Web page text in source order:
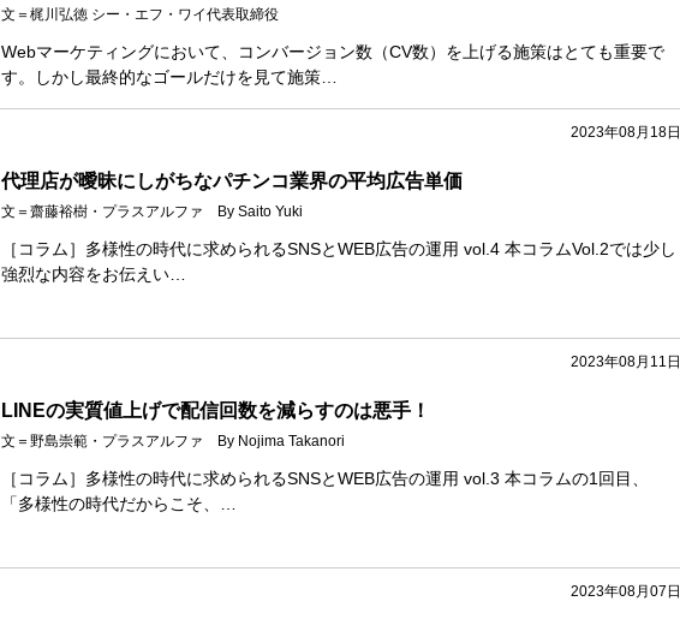
文＝梶川弘徳 シー・エフ・ワイ代表取締役
Webマーケティングにおいて、コンバージョン数（CV数）を上げる施策はとても重要で
す。しかし最終的なゴールだけを見て施策…
2023年08月18日
代理店が曖昧にしがちなパチンコ業界の平均広告単価
文＝齋藤裕樹・プラスアルファ By Saito Yuki
［コラム］多様性の時代に求められるSNSとWEB広告の運用 vol.4 本コラムVol.2では少し
強烈な内容をお伝えい…
2023年08月11日
LINEの実質値上げで配信回数を減らすのは悪手！
文＝野島崇範・プラスアルファ By Nojima Takanori
［コラム］多様性の時代に求められるSNSとWEB広告の運用 vol.3 本コラムの1回目、
「多様性の時代だからこそ、…
2023年08月07日